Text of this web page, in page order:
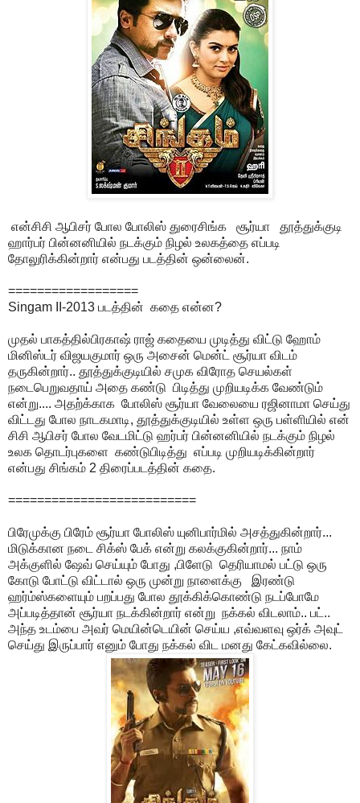
என்சிசி ஆபிசர் போல போலிஸ் துரைசிங்க சூர்யா தூத்துக்குடி
ஹார்பர் பின்னனியில் நடக்கும் நிழல் உலகத்தை எப்படி
தோலுரிக்கின்றார் என்பது படத்தின் ஒன்லைன்.
==================
Singam II-2013 படத்தின் கதை என்ன?
முதல் பாகத்தில்பிரகாஷ் ராஜ் கதையை முடித்து விட்டு ஹோம்
மினிஸ்டர் விஜயகுமார் ஒரு அசைன் மென்ட் சூர்யா விடம்
தருகின்றார்.. தூத்துக்குடியில் சமுக விரோத செயல்கள்
நடைபெறுவதாய் அதை கண்டு பிடித்து முறியடிக்க வேண்டும்
என்று.... அதற்க்காக போலிஸ் சூர்யா வேலையை ரஜினாமா செய்து
விட்டது போல நாடகமாடி, தூத்துக்குடியில் உள்ள ஒரு பள்ளியில் என்
சிசி ஆபிசர் போல வேடமிட்டு ஹர்பர் பின்னனியில் நடக்கும் நிழல்
உலக தொடர்புகளை கண்டுபிடித்து எப்படி முறியடிக்கின்றார்
என்பது சிங்கம் 2 திரைப்படத்தின் கதை.
==========================
பிரேமுக்கு பிரேம் சூர்யா போலிஸ் யுனிபார்மில் அசத்துகின்றார்...
மிடுக்கான நடை சிக்ஸ் பேக் என்று கலக்குகின்றார்... நாம்
அக்குளில் ஷேவ் செய்யும் போது ,பிளேடு தெரியாமல் பட்டு ஒரு
கோடு போட்டு விட்டால் ஒரு முன்று நாளைக்கு இரண்டு
ஹர்ம்ஸ்களையும் பறப்பது போல தூக்கிக்கொண்டு நடப்போமே
அப்படித்தான் சூர்யா நடக்கின்றார் என்று நக்கல் விடலாம்.. பட்..
அந்த உடம்பை அவர் மெயின்டெயின் செய்ய ,எவ்வளவு ஒர்க் அவுட்
செய்து இருப்பார் எனும் போது நக்கல் விட மனது கேட்கவில்லை.